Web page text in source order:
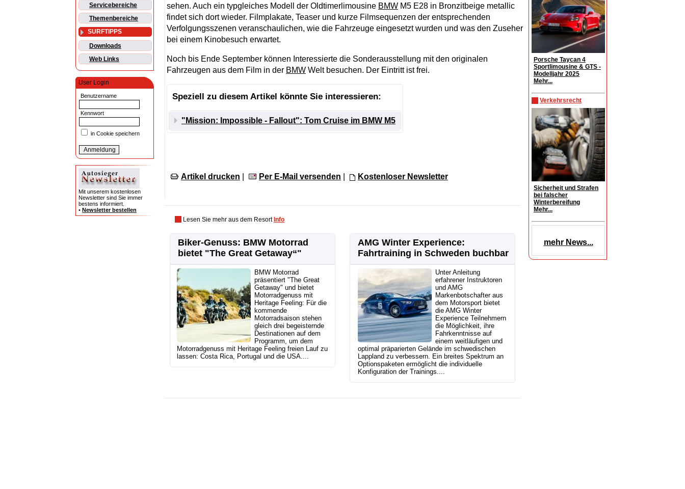
Servicebereiche
Themenbereiche
SURFTIPPS
Downloads
Web Links
User Login
Benutzername
Kennwort
in Cookie speichern
Mit unserem kostenlosen
Newsletter sind Sie immer
bestens informiert.
• Newsletter bestellen
Porsche Taycan 4
Sportlimousine & GTS -
Modelljahr 2025
Mehr...
Verkehrsrecht
Sicherheit und Strafen
bei falscher
Winterbereifung
Mehr...
mehr News...
sehen. Auch ein typgleiches Modell der Oldtimerlimousine BMW M5 E28 in Bronzitbeige metallic
findet sich dort wieder. Filmplakate, Teaser und kurze Filmsequenzen der entsprechenden
Verfolgungsszenen veranschaulichen, wie die Fahrzeuge eingesetzt wurden und was den Zuseher
bei einem Kinobesuch erwartet.
Noch bis Ende September können Interessierte die Sonderausstellung mit den originalen
Fahrzeugen aus dem Film in der BMW Welt besuchen. Der Eintritt ist frei.
Speziell zu diesem Artikel könnte Sie interessieren:
"Mission: Impossible - Fallout": Tom Cruise im BMW M5
Artikel drucken Per E-Mail versenden Kostenloser Newsletter
Lesen Sie mehr aus dem Resort Info
Biker-Genuss: BMW Motorrad
bietet "The Great Getaway“"
BMW Motorrad
präsentiert "The Great
Getaway" und bietet
Motorradgenuss mit
Heritage Feeling: Für die
kommende
Motorradsaison stehen
gleich drei begeisternde
Destinationen auf dem
Programm, um dem
Motorradgenuss mit Heritage Feeling freien Lauf zu
lassen: Costa Rica, Portugal und die USA....
AMG Winter Experience:
Fahrtraining in Schweden buchbar
Unter Anleitung
erfahrener Instruktoren
und AMG
Markenbotschafter aus
dem Motorsport bietet
die AMG Winter
Experience Teilnehmern
die Möglichkeit, ihre
Fahrkenntnisse auf
einem weitläufigen und
optimal präparierten Gelände im schwedischen
Lappland zu verbessern. Ein breites Spektrum an
Optionspaketen ermöglicht die individuelle
Konfiguration der Trainings....